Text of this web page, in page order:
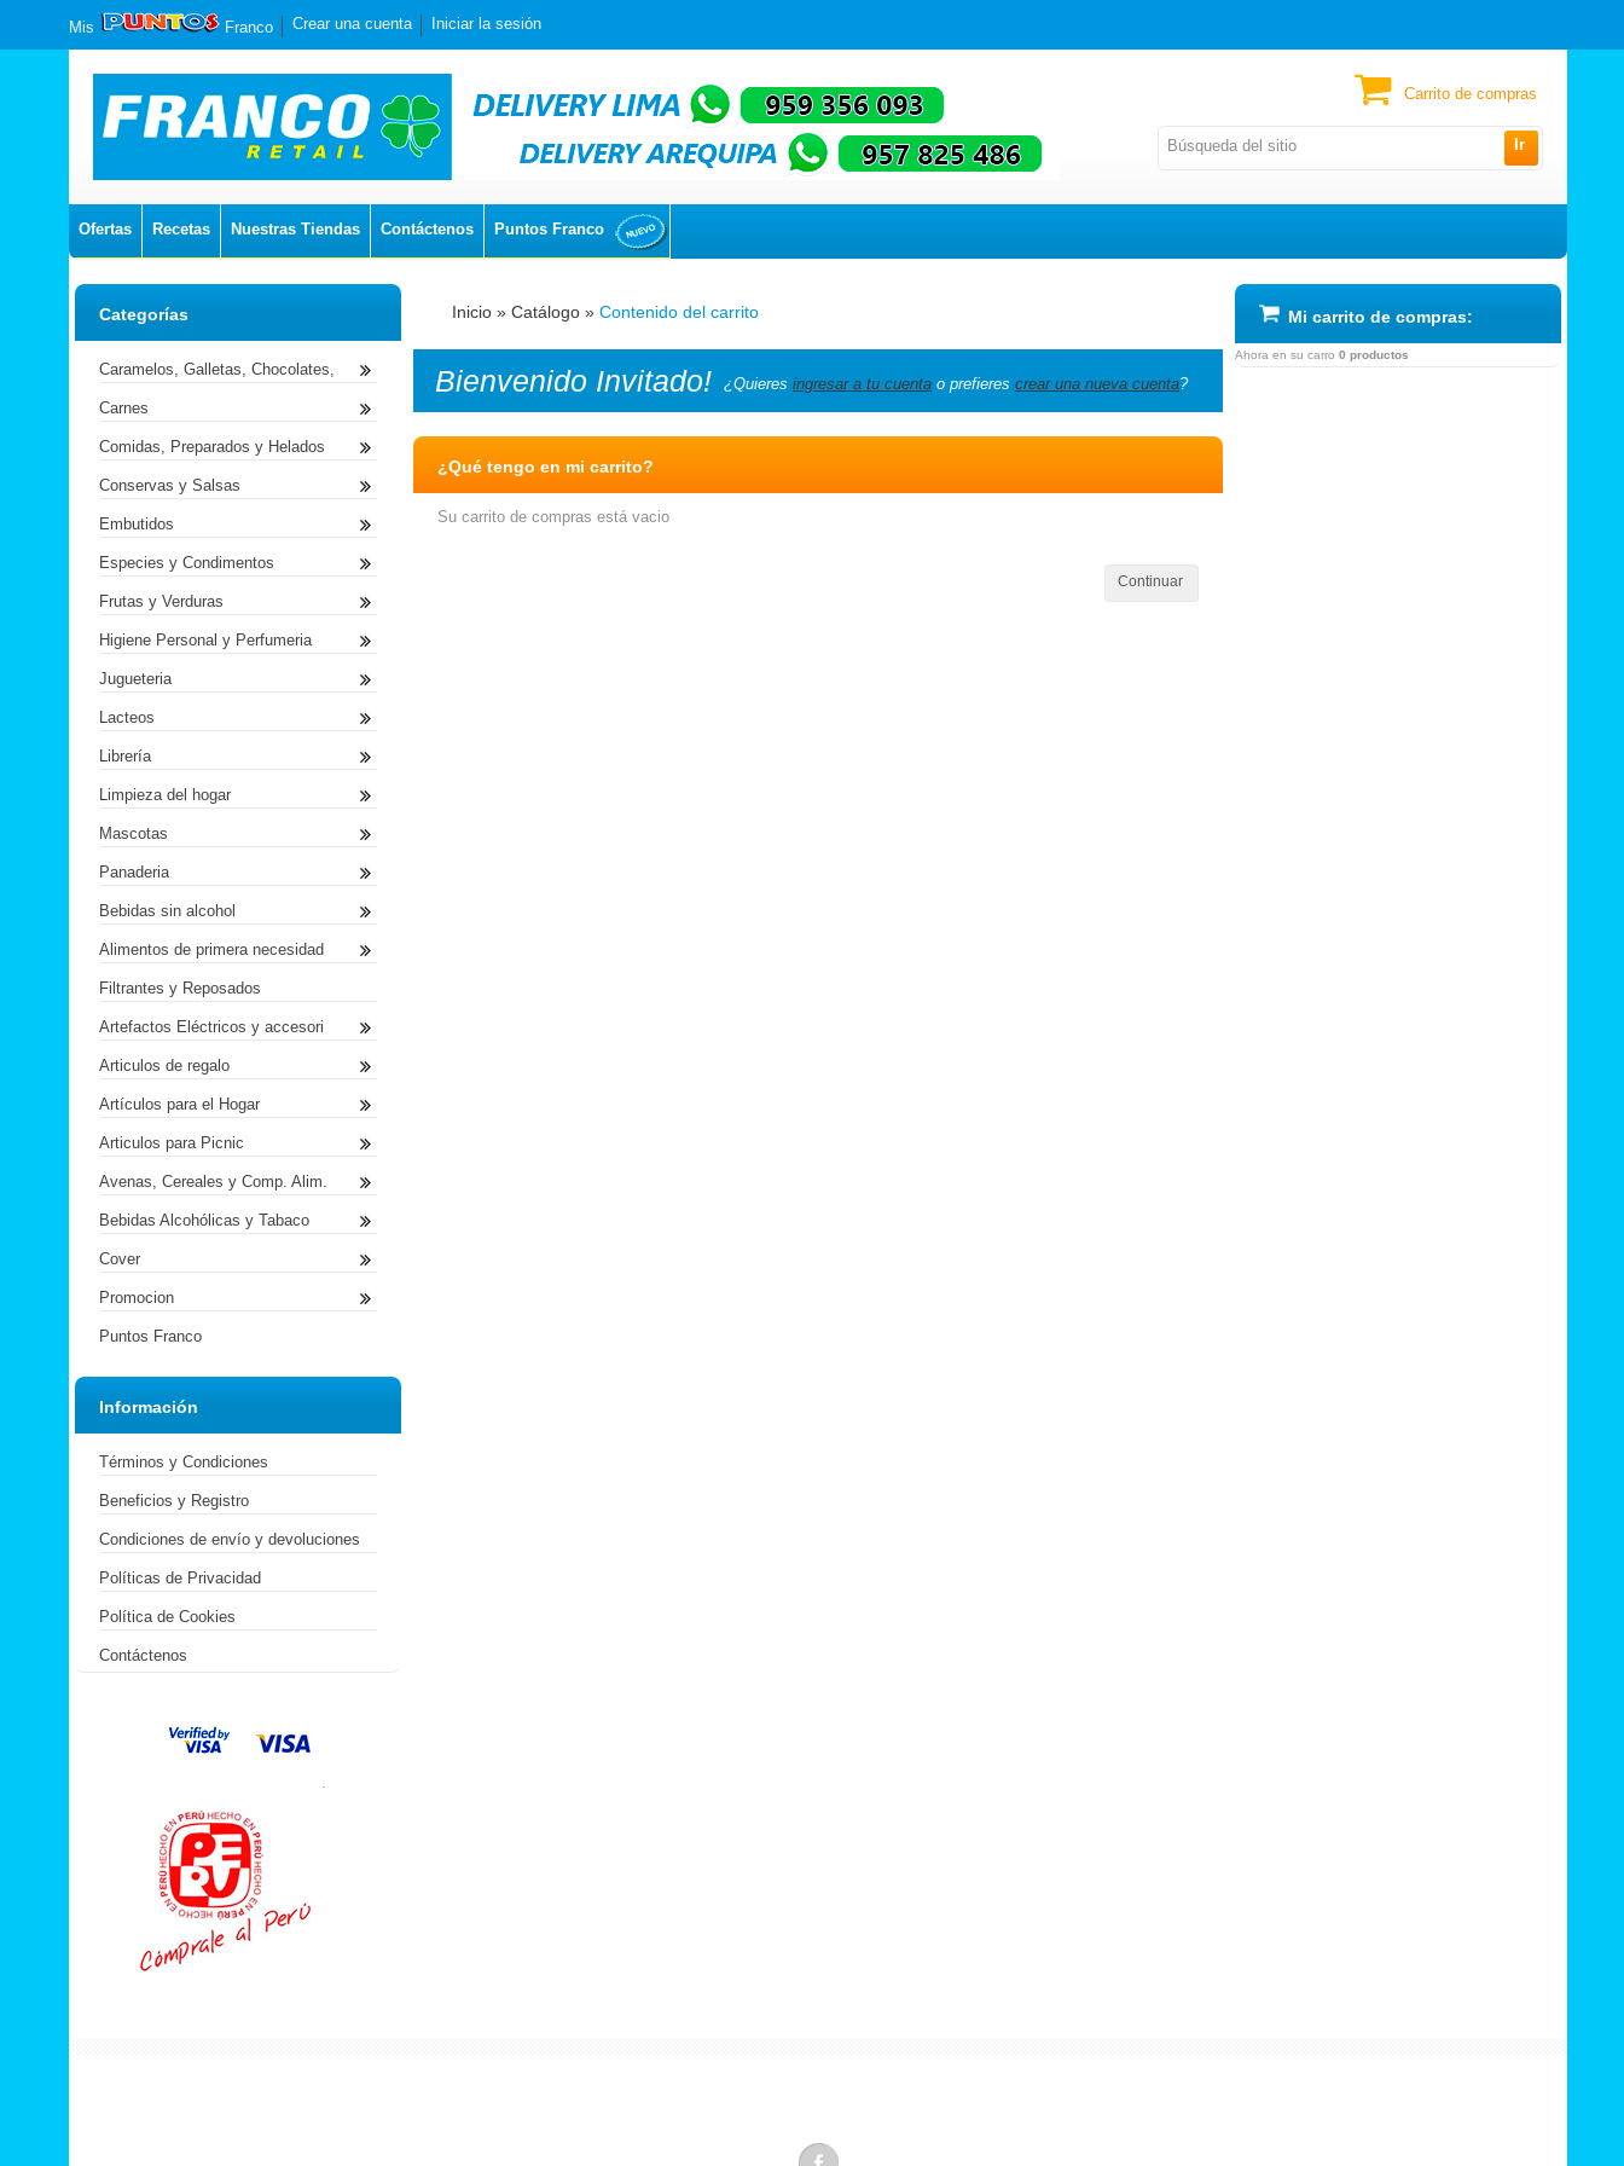
Ir
Mis Franco Crear una cuenta Iniciar la sesión
Ofertas Recetas Nuestras Tiendas Contáctenos Puntos Franco
Carrito de compras
Inicio » Catálogo » Contenido del carrito
Bienvenido Invitado! ¿Quieres ingresar a tu cuenta o prefieres crear una nueva cuenta?
¿Qué tengo en mi carrito?
Su carrito de compras está vacio
Continuar
Categorías
Caramelos, Galletas, Chocolates,
Carnes
Comidas, Preparados y Helados
Conservas y Salsas
Embutidos
Especies y Condimentos
Frutas y Verduras
Higiene Personal y Perfumeria
Jugueteria
Lacteos
Librería
Limpieza del hogar
Mascotas
Panaderia
Bebidas sin alcohol
Alimentos de primera necesidad
Filtrantes y Reposados
Artefactos Eléctricos y accesori
Articulos de regalo
Artículos para el Hogar
Articulos para Picnic
Avenas, Cereales y Comp. Alim.
Bebidas Alcohólicas y Tabaco
Cover
Promocion
Puntos Franco
Información
Términos y Condiciones
Beneficios y Registro
Condiciones de envío y devoluciones
Políticas de Privacidad
Política de Cookies
Contáctenos
.
Mi carrito de compras:
Ahora en su carro 0 productos